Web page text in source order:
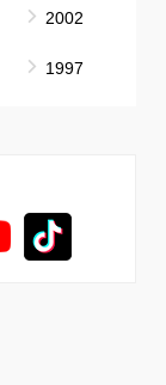
2002
1997